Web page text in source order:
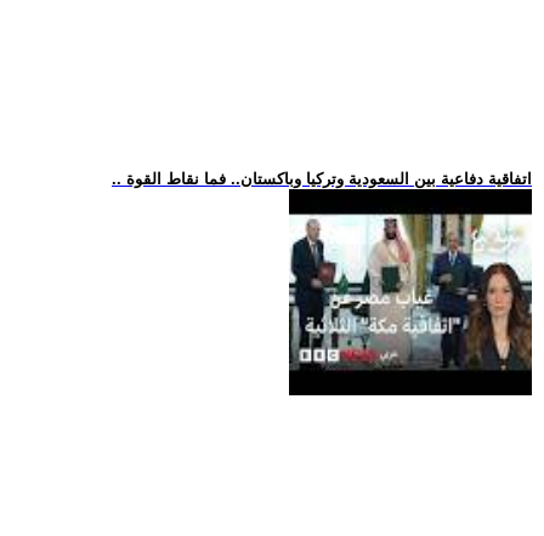
.. اتفاقية دفاعية بين السعودية وتركيا وباكستان.. فما نقاط القوة